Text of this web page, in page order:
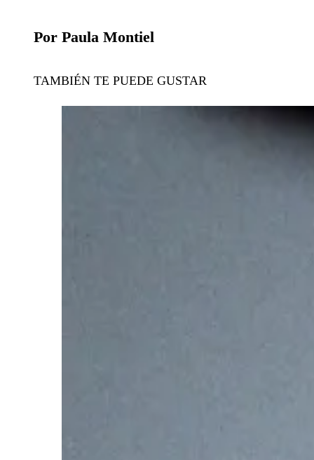
Por Paula Montiel
TAMBIÉN TE PUEDE GUSTAR